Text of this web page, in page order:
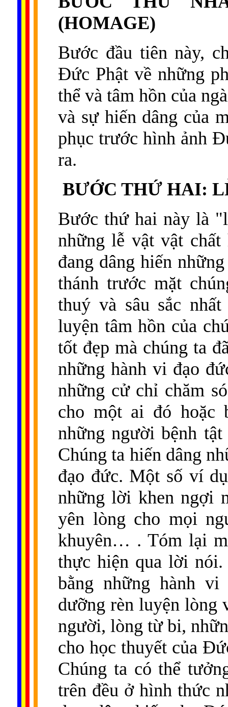
(HOMAGE)
Bước đầu tiên này,
Đức Phật về những
thể và tâm hồn của
và sự hiến dâng của
phục trước hình ảnh
ra.
BƯỚC THỨ HAI:
Bước thứ hai này là
những lễ vật vật chất
đang dâng hiến
thánh trước mặt
thuý và sâu sắc
luyện tâm hồn của
tốt đẹp mà chúng ta
những hành vi đạo
những cử chỉ chăm
cho một ai đó hoặc
những người bệnh
Chúng ta hiến dâng
đạo đức. Một số ví
những lời khen ngợi
yên lòng cho mọi
khuyên… . Tóm lại
thực hiện qua lời nói.
bằng những hành
dưỡng rèn luyện lòng
người, lòng từ bi,
cho học thuyết của
Chúng ta có thể
trên đều ở hình thức